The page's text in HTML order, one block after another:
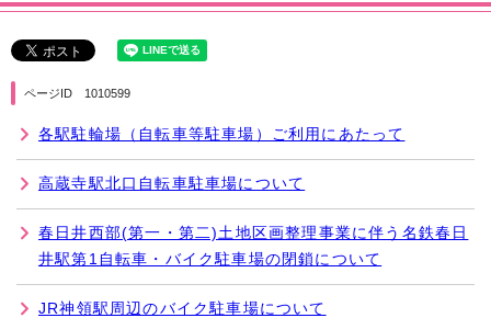
ページID 1010599
各駅駐輪場（自転車等駐車場）ご利用にあたって
高蔵寺駅北口自転車駐車場について
春日井西部(第一・第二)土地区画整理事業に伴う名鉄春日
井駅第1自転車・バイク駐車場の閉鎖について
JR神領駅周辺のバイク駐車場について